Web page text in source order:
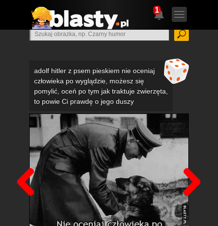
1
adolf hitler z psem pieskiem nie oceniaj
człowieka po wyglądzie, możesz się
pomylić, oceń po tym jak traktuje zwierzęta,
to powie Ci prawdę o jego duszy
Poprzedni